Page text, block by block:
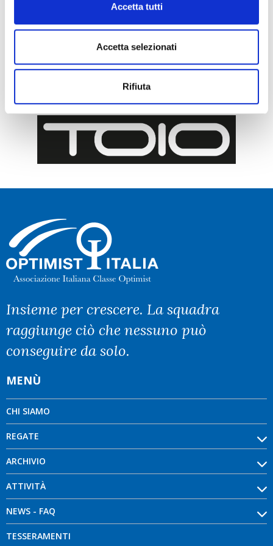
Accetta tutti
Accetta selezionati
Rifiuta
Insieme per crescere. La squadra
raggiunge ciò che nessuno può
conseguire da solo.
MENÙ
CHI SIAMO
REGATE
ARCHIVIO
ATTIVITÀ
NEWS - FAQ
TESSERAMENTI